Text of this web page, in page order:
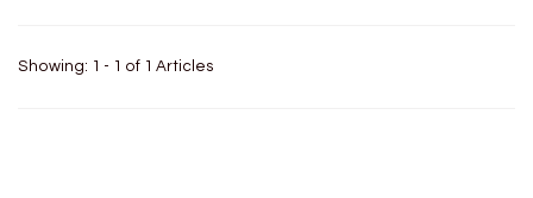
Showing: 1 - 1 of 1 Articles